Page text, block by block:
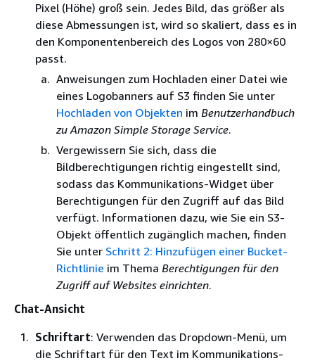
Pixel (Höhe) groß sein. Jedes Bild, das größer als
diese Abmessungen ist, wird so skaliert, dass es in
den Komponentenbereich des Logos von 280×60
passt.
Anweisungen zum Hochladen einer Datei wie
eines Logobanners auf S3 finden Sie unter
Hochladen von Objekten im Benutzerhandbuch
zu Amazon Simple Storage Service.
Vergewissern Sie sich, dass die
Bildberechtigungen richtig eingestellt sind,
sodass das Kommunikations-Widget über
Berechtigungen für den Zugriff auf das Bild
verfügt. Informationen dazu, wie Sie ein S3-
Objekt öffentlich zugänglich machen, finden
Sie unter Schritt 2: Hinzufügen einer Bucket-
Richtlinie im Thema Berechtigungen für den
Zugriff auf Websites einrichten.
Chat-Ansicht
Schriftart: Verwenden das Dropdown-Menü, um
die Schriftart für den Text im Kommunikations-